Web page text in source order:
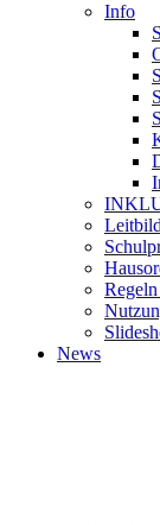
Info
Leitbild
News